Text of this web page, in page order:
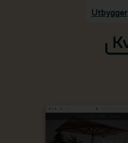
Hopp til hovedinnhold
Utbygger